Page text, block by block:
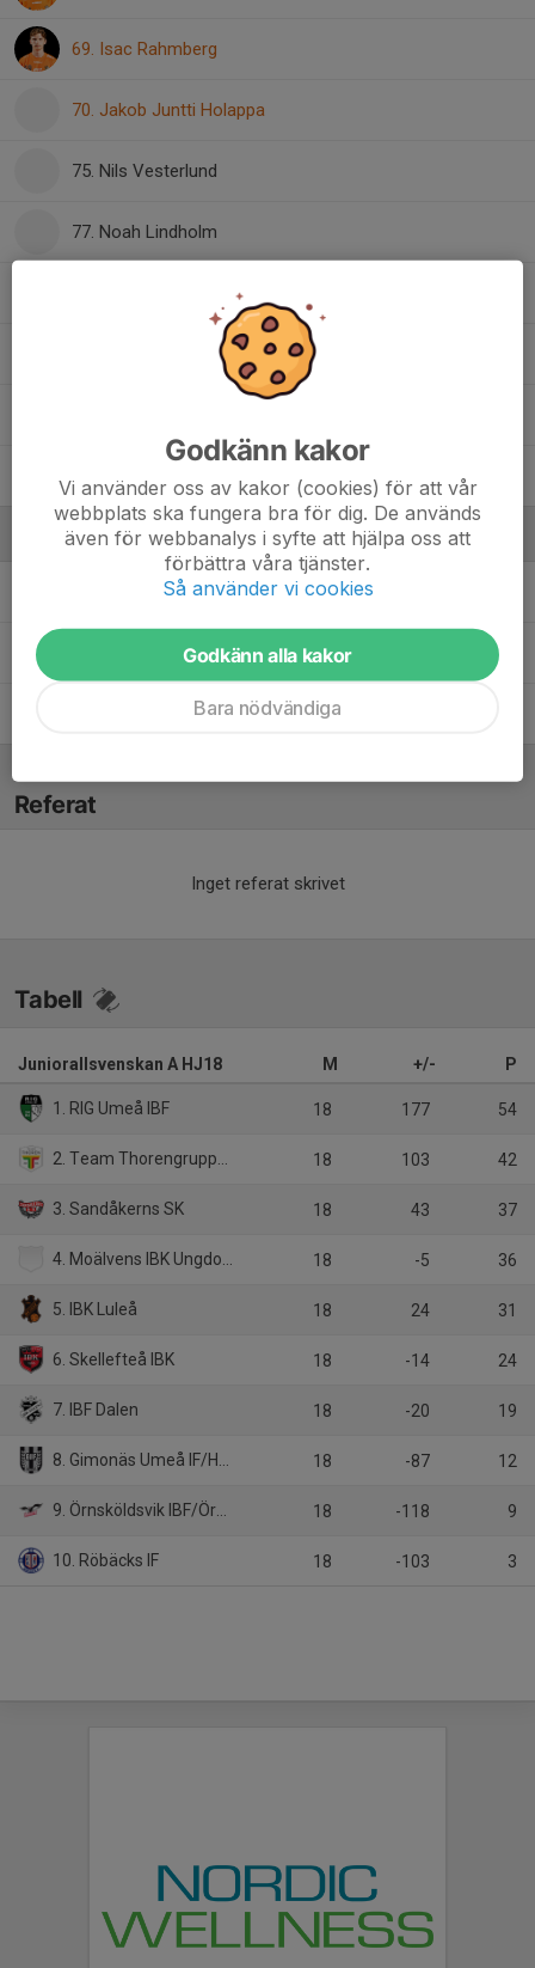
69. Isac Rahmberg
70. Jakob Juntti Holappa
75. Nils Vesterlund
77. Noah Lindholm
92. William Gustafsson
98. Emil Jönsson
Ledare
Björn ElménMaterialförvaltare
Magnus LidströmTränare
Spelarutvecklare herrsektionen
Referat
Inget referat skrivet
Tabell
Juniorallsvenskan A HJ18 M +/- P
1. RIG Umeå IBF 18 177 54
2. Team Thorengruppen Ungdom SK /Thorengruppen IBK 18 103 42
3. Sandåkerns SK 18 43 37
4. Moälvens IBK Ungdom/Moälven IBK 18 -5 36
5. IBK Luleå 18 24 31
6. Skellefteå IBK 18 -14 24
7. IBF Dalen 18 -20 19
8. Gimonäs Umeå IF/Hörnefors IF 18 -87 12
9. Örnsköldsvik IBF/Örnsköldsvik IBK 18 -118 9
10. Röbäcks IF 18 -103 3
Godkänn kakor
Vi använder oss av kakor (cookies) för att vår
webbplats ska fungera bra för dig. De används
även för webbanalys i syfte att hjälpa oss att
förbättra våra tjänster.
Så använder vi cookies
Godkänn alla kakor
Bara nödvändiga